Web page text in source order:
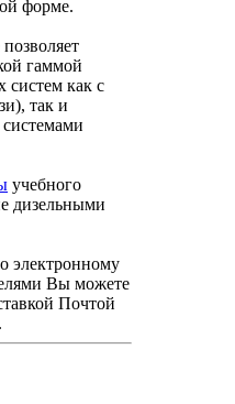
форме.
гаммой
систем как с
так и
учебного
дизельными
электронному
Вы можете
Почтой